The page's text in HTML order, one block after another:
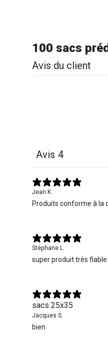
100 sacs
Avis du client
Avis 4
Jean K.
Produits conforme à la
Stéphane L.
super produit très
sacs 25x35
Jacques S.
bien